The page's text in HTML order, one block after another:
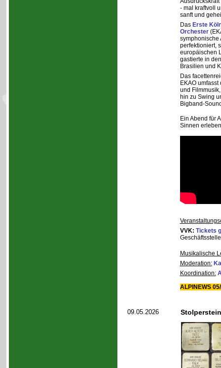
- mal kraftvoll
sanft und
Das Erste
Orchester
symphonische
perfektioniert,
europäischen
gastierte in
Brasilien und
Das
EKAO
und
hin zu Swing
Bigband-
Ein Abend für
Sinnen
VVK: Tickets
Musikalische
Moderation:
Koordination:
ALPINEWS
09.05.2026